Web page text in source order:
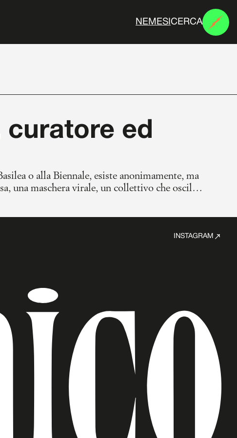
N E M ES CERCA
ed
o alla Biennale, esiste anonimamente, ma
una maschera virale, un collettivo che oscilla
il troll e il curatore dj, per una post-verità
INSTAGRAM